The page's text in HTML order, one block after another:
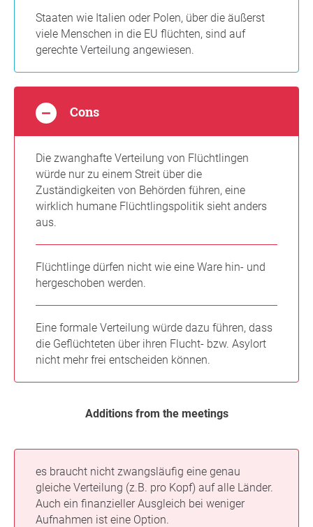
Staaten wie Italien oder Polen, über die äußerst
viele Menschen in die EU flüchten, sind auf
gerechte Verteilung angewiesen.
Cons
Die zwanghafte Verteilung von Flüchtlingen
würde nur zu einem Streit über die
Zuständigkeiten von Behörden führen, eine
wirklich humane Flüchtlingspolitik sieht anders
aus.
Flüchtlinge dürfen nicht wie eine Ware hin- und
hergeschoben werden.
Eine formale Verteilung würde dazu führen, dass
die Geflüchteten über ihren Flucht- bzw. Asylort
nicht mehr frei entscheiden können.
Additions from the meetings
es braucht nicht zwangsläufig eine genau
gleiche Verteilung (z.B. pro Kopf) auf alle Länder.
Auch ein finanzieller Ausgleich bei weniger
Aufnahmen ist eine Option.